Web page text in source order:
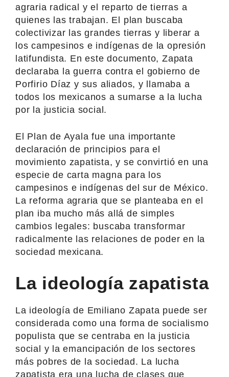
agraria radical y el reparto de tierras a
quienes las trabajan. El plan buscaba
colectivizar las grandes tierras y liberar a
los campesinos e indígenas de la opresión
latifundista. En este documento, Zapata
declaraba la guerra contra el gobierno de
Porfirio Díaz y sus aliados, y llamaba a
todos los mexicanos a sumarse a la lucha
por la justicia social.
El Plan de Ayala fue una importante
declaración de principios para el
movimiento zapatista, y se convirtió en una
especie de carta magna para los
campesinos e indígenas del sur de México.
La reforma agraria que se planteaba en el
plan iba mucho más allá de simples
cambios legales: buscaba transformar
radicalmente las relaciones de poder en la
sociedad mexicana.
La ideología zapatista
La ideología de Emiliano Zapata puede ser
considerada como una forma de socialismo
populista que se centraba en la justicia
social y la emancipación de los sectores
más pobres de la sociedad. La lucha
zapatista era una lucha de clases que